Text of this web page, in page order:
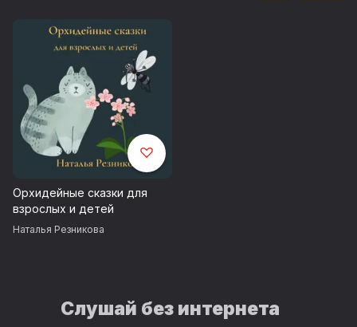
Орхидейные сказки для
взрослых и детей
Наталья Резникова
Слушай без интернета